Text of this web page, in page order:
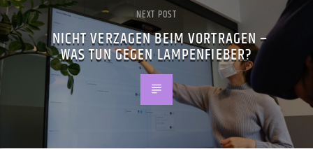
NEXT POST
NICHT VERZAGEN BEIM VORTRAGEN –
WAS TUN GEGEN LAMPENFIEBER?